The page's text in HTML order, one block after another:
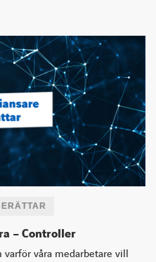
LINKEDINYOUTUBE
– Controller
våra medarbetare vill